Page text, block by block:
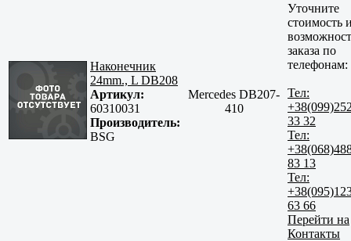
Наконечник
24mm., L DB208
Артикул:
60310031
Производитель:
BSG
Mercedes DB207-
410
Уточните
стоимость
заказа по
телефонам:
Тел:
33 32
Тел:
83 13
Тел:
63 66
Перейти на
Контакты